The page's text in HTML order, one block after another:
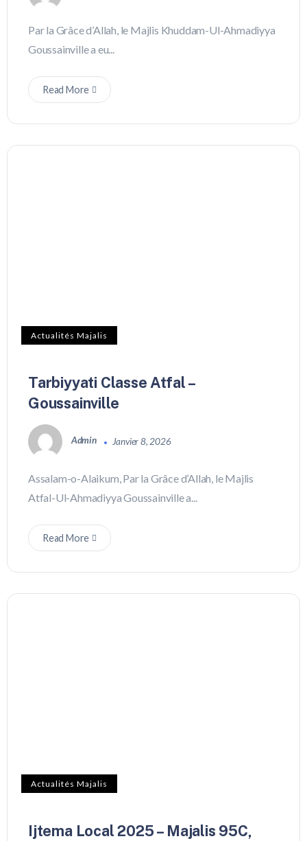
Par la Grâce d’Allah, le Majlis Khuddam-Ul-Ahmadiyya
Goussainville a eu...
Read More
Actualités Majalis
Tarbiyyati Classe Atfal –
Goussainville
Admin Janvier 8, 2026
Assalam-o-Alaikum, Par la Grâce d’Allah, le Majlis
Atfal-Ul-Ahmadiyya Goussainville a...
Read More
Actualités Majalis
Ijtema Local 2025 – Majalis 95C,